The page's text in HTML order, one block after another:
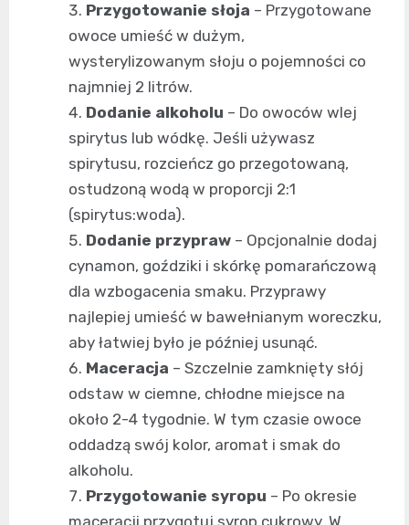
Przygotowanie słoja – Przygotowane
owoce umieść w dużym,
wysterylizowanym słoju o pojemności co
najmniej 2 litrów.
Dodanie alkoholu – Do owoców wlej
spirytus lub wódkę. Jeśli używasz
spirytusu, rozcieńcz go przegotowaną,
ostudzoną wodą w proporcji 2:1
(spirytus:woda).
Dodanie przypraw – Opcjonalnie dodaj
cynamon, goździki i skórkę pomarańczową
dla wzbogacenia smaku. Przyprawy
najlepiej umieść w bawełnianym woreczku,
aby łatwiej było je później usunąć.
Maceracja – Szczelnie zamknięty słój
odstaw w ciemne, chłodne miejsce na
około 2-4 tygodnie. W tym czasie owoce
oddadzą swój kolor, aromat i smak do
alkoholu.
Przygotowanie syropu – Po okresie